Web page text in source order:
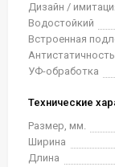
Дизайн /
Водостойкий
Встроенная
Антистатичность
УФ-обработка
Технические
Размер, мм.
Ширина
Длина